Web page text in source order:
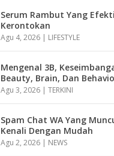
Serum Rambut Yang
Kerontokan
Agu 4, 2026 | LIFESTYLE
Mengenal 3B,
Beauty, Brain, Dan
Agu 3, 2026 |TERKINI
Spam Chat WA Yang
Kenali Dengan Mudah
Agu 2, 2026 | NEWS